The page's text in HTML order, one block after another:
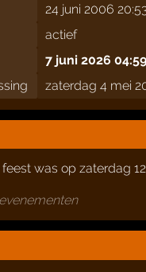
24 juni 2006
actief
7 juni 2026 04:59
zaterdag 4 mei
was op zaterdag